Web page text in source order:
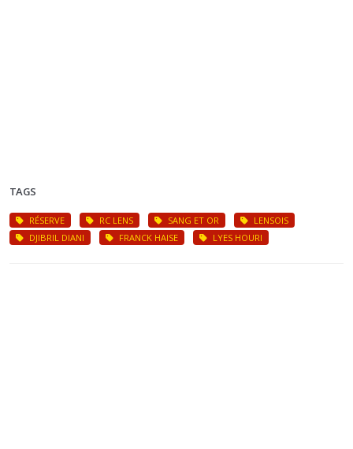
TAGS
RÉSERVE RC LENS SANG ET OR
LENSOIS
DJIBRIL DIANI
FRANCK HAISE LYES HOURI